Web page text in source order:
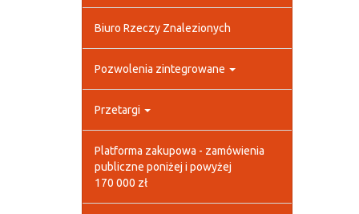
Biuro Rzeczy Znalezionych
Pozwolenia zintegrowane
Przetargi
Platforma zakupowa - zamówienia
publiczne poniżej i powyżej
170 000 zł